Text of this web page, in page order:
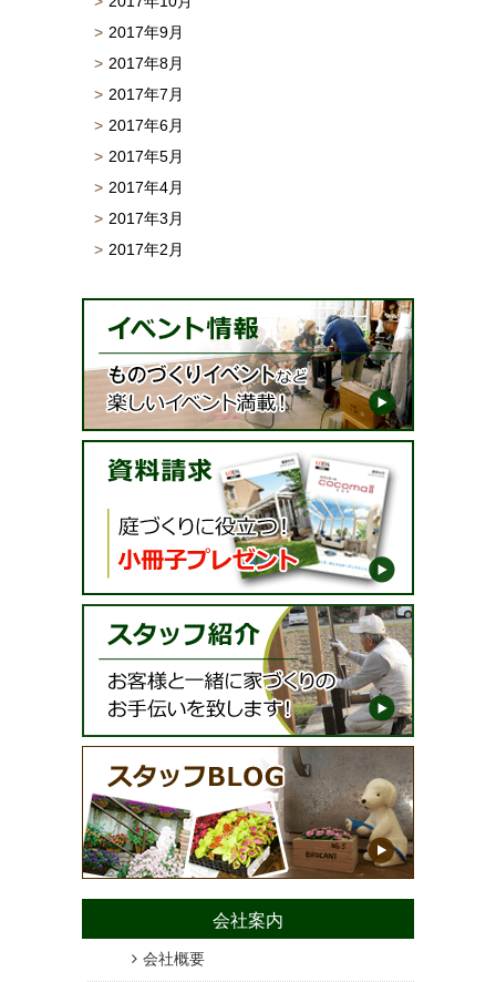
2017年9月
2017年8月
2017年7月
2017年6月
2017年5月
2017年4月
2017年3月
2017年2月
会社案内
会社概要